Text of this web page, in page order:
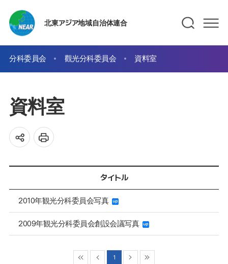
北東アジア地域自治体連合
分科委員会 觀光分科委員会 資料室
資料室
タイトル
2010年観光分科委員会写真
2009年観光分科委員会創設会議写真
1